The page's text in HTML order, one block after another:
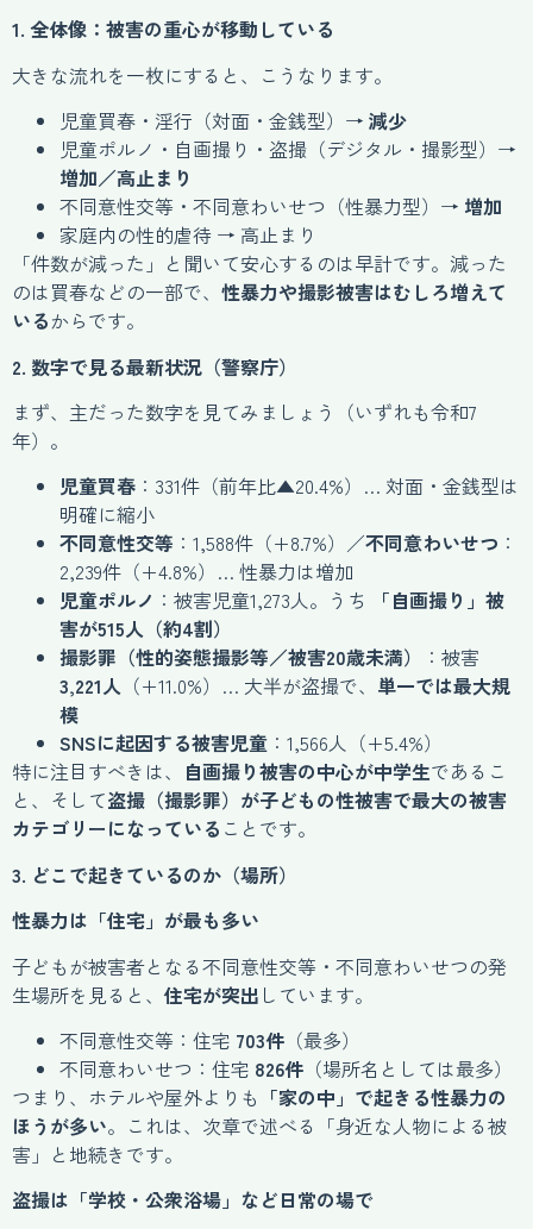
1. 全体像：被害の重心が移動している
大きな流れを一枚にすると、こうなります。
児童買春・淫行（対面・金銭型）→ 減少
児童ポルノ・自画撮り・盗撮（デジタル・撮影型）→
増加／高止まり
不同意性交等・不同意わいせつ（性暴力型）→ 増加
家庭内の性的虐待 → 高止まり
「件数が減った」と聞いて安心するのは早計です。減った
のは買春などの一部で、 性暴力や撮影被害はむしろ増えて
いるからです。
2. 数字で見る最新状況（警察庁）
まず、主だった数字を見てみましょう（いずれも令和7
年）。
児童買春 ：331件（前年比▲20.4%）… 対面・金銭型は
明確に縮小
不同意性交等 ：1,588件（+8.7%）／不同意わいせつ ：
2,239件（+4.8%）… 性暴力は増加
児童ポルノ ：被害児童1,273人。うち
「自画撮り」被
害が515人（約4割）
撮影罪（性的姿態撮影等／被害20歳未満）
：被害
3,221人 （+11.0%）… 大半が盗撮で、 単一では最大規
模
SNSに起因する被害児童 ：1,566人（+5.4%）
特に注目すべきは、 自画撮り被害の中心が中学生であるこ
と、そして盗撮（撮影罪）が子どもの性被害で最大の被害
カテゴリーになっている ことです。
3. どこで起きているのか（場所）
性暴力は「住宅」が最も多い
子どもが被害者となる不同意性交等・不同意わいせつの発
生場所を見ると、 住宅が突出 しています。
不同意性交等：住宅 703件 （最多）
不同意わいせつ：住宅 826件 （場所名としては最多）
つまり、ホテルや屋外よりも 「家の中」で起きる性暴力の
ほうが多い。これは、次章で述べる「身近な人物による被
害」と地続きです。
盗撮は「学校・公衆浴場」など日常の場で